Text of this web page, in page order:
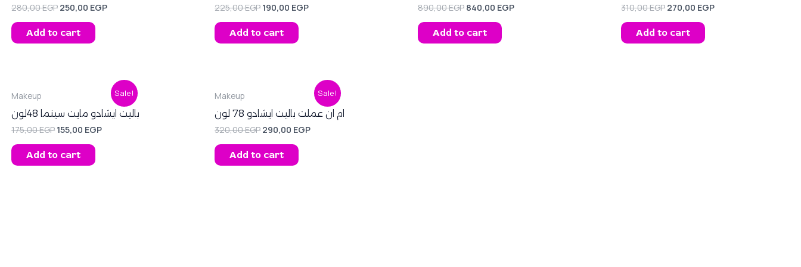
280,00EGP 250,00 EGP
Add to cart
225,00EGP 190,00 EGP
Add to cart
890,00EGP 840,00 EGP
Add to cart
310,00EGP 270,00 EGP
Add to cart
Sale!
Makeup
باليت ايشادو مايت سينما 48لون
175,00EGP
was:
175,00 EGP.
155,00 EGP
Current
price
is:
155,00 EGP.
Add to cart
Sale!
Makeup
ام ان عملت باليت ايشادو 78 لون
320,00EGP
was:
320,00 EGP.
290,00 EGP
Current
price
is:
290,00 EGP.
Add to cart